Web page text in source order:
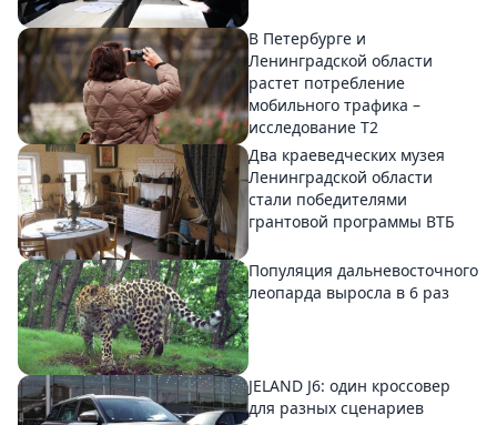
В Петербурге и
Ленинградской области
растет потребление
мобильного трафика –
исследование T2
Два краеведческих музея
Ленинградской области
стали победителями
грантовой программы ВТБ
Популяция дальневосточного
леопарда выросла в 6 раз
JELAND J6: один кроссовер
для разных сценариев